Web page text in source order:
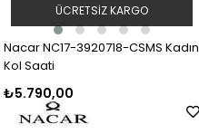
Nacar NC17-3920718-CSMS Kadın
Kol Saati
₺5.790,00
ÜCRETSIZ KARGO